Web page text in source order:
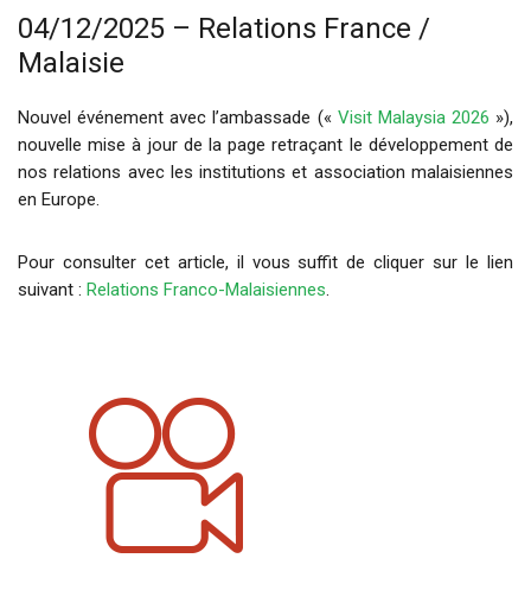
04/12/2025 – Relations France /
Malaisie
Nouvel événement avec l’ambassade (« Visit Malaysia 2026 »),
nouvelle mise à jour de la page retraçant le développement de
nos relations avec les institutions et association malaisiennes
en Europe.
Pour consulter cet article, il vous suffit de cliquer sur le lien
suivant : Relations Franco-Malaisiennes.